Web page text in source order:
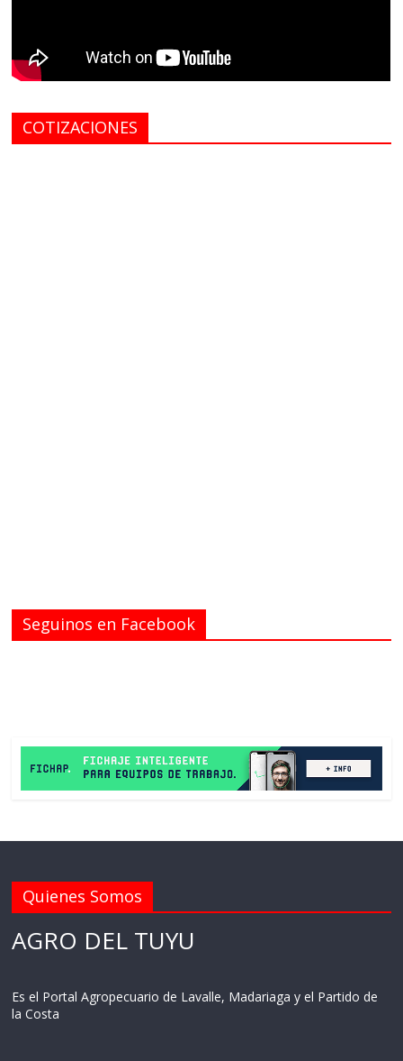
COTIZACIONES
Seguinos en Facebook
Quienes Somos
AGRO DEL TUYU
Es el Portal Agropecuario de Lavalle, Madariaga y el Partido de
la Costa